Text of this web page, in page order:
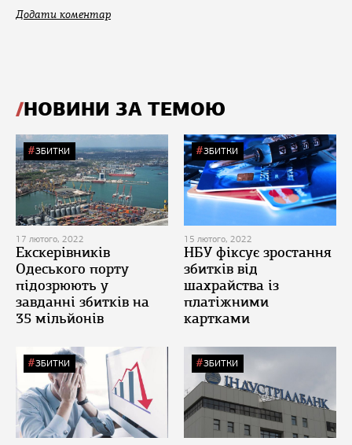
Додати коментар
НОВИНИ ЗА ТЕМОЮ
ЗБИТКИ
17 лютого, 2022
Екскерівників
Одеського порту
підозрюють у
завданні збитків на
35 мільйонів
ЗБИТКИ
15 лютого, 2022
НБУ фіксує зростання
збитків від
шахрайства із
платіжними
картками
ЗБИТКИ ЗБИТКИ